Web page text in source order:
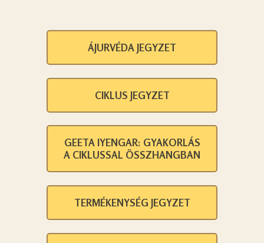
ÁJURVÉDA JEGYZET
CIKLUS JEGYZET
GEETA IYENGAR: GYAKORLÁS
A CIKLUSSAL ÖSSZHANGBAN
TERMÉKENYSÉG JEGYZET